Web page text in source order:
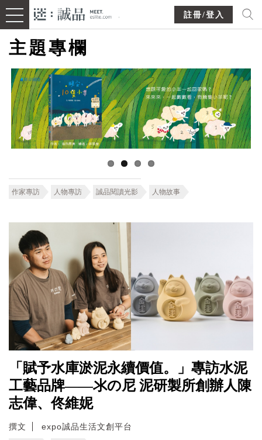
註冊/登入
主題專欄
作家專訪 人物專訪 誠品閱讀光影 人物故事
「賦予水庫淤泥永續價值。」專訪水泥
工藝品牌——氺の尼 泥研製所創辦人陳
志偉、佟維妮
撰文 expo誠品生活文創平台